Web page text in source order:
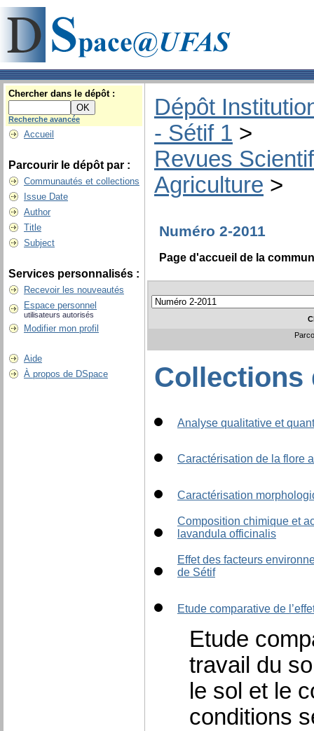
Chercher dans le dépôt :
Recherche avancée
Accueil
Parcourir le dépôt par :
Communautés et collections
Issue Date
Author
Title
Subject
Services personnalisés :
Recevoir les nouveautés
Espace personnel
utilisateurs autorisés
Modifier mon profil
Aide
À propos de DSpace
Dépôt
- Sétif 1 >
Revues
Agriculture >
Numéro 2-2011
Page d'accueil de la
Collections
Analyse qualitative et
Caractérisation de la flore
Caractérisation
Composition chimique et
lavandula officinalis
Effet des facteurs
de Sétif
Etude comparative de
Etude
travail du
le sol et le
conditions